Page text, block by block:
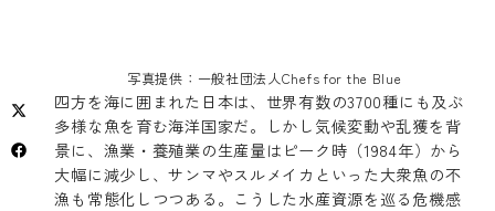
写真提供：一般社団法人Chefs for the Blue
四方を海に囲まれた日本は、世界有数の3700種にも及ぶ
多様な魚を育む海洋国家だ。しかし気候変動や乱獲を背
景に、漁業・養殖業の生産量はピーク時（1984年）から
大幅に減少し、サンマやスルメイカといった大衆魚の不
漁も常態化しつつある。こうした水産資源を巡る危機感